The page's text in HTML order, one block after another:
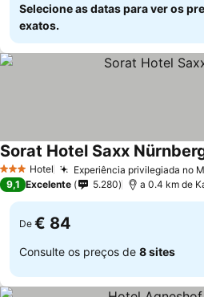
Selecione as datas para ver os
exatos.
3 EstrelasHotel Experiência privilegiada no
Sorat Hotel Saxx
9,1 Excelente 5.280 a 0.4 km de
De € 84
Consulte os preços de 8 sites